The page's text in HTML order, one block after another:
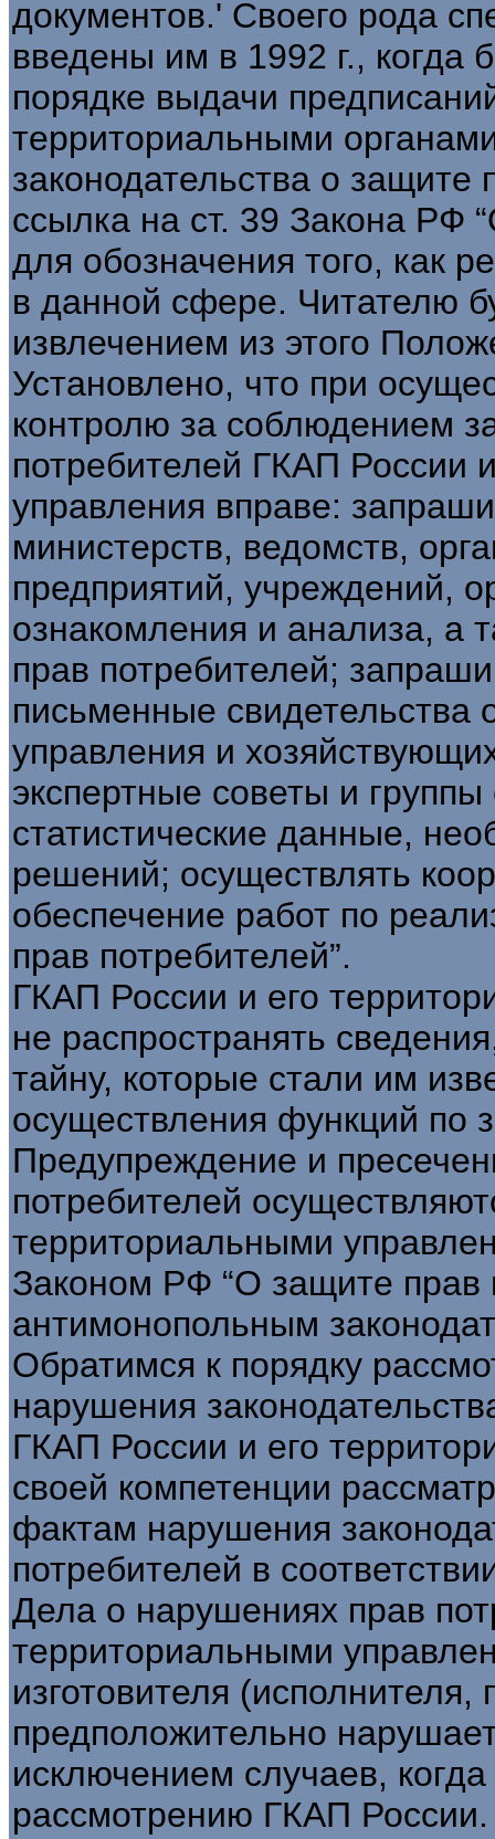
документов.' Своего рода
введены им в 1992 г.,
порядке выдачи
территориальными
законодательства о защите
ссылка на ст. 39 Закона РФ
для обозначения того, как
в данной сфере. Читателю
извлечением из этого
Установлено, что при
контролю за соблюдением
потребителей ГКАП России
управления вправе:
министерств, ведомств,
предприятий, учреждений,
ознакомления и анализа, а
прав потребителей;
письменные свидетельства
управления и
экспертные советы и
статистические данные,
решений; осуществлять
обеспечение работ по
прав потребителей”.
ГКАП России и его
не распространять
тайну, которые стали им
осуществления функций по
Предупреждение и
потребителей
территориальными
Законом РФ “О защите прав
антимонопольным
Обратимся к порядку
нарушения
ГКАП России и его
своей компетенции
фактам нарушения
потребителей в
Дела о нарушениях прав
территориальными
изготовителя
предположительно
исключением случаев,
рассмотрению ГКАП России.